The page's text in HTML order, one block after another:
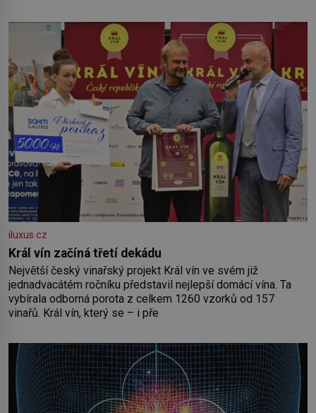
by pokoj miminka měl působit především klidně a útulně.
Předškolní věk je
iluxus.cz
Král vín začíná třetí dekádu
Největší český vinařský projekt Král vín ve svém již
jednadvacátém ročníku představil nejlepší domácí vína. Ta
vybírala odborná porota z celkem 1260 vzorků od 157
vinařů. Král vín, který se – i pře